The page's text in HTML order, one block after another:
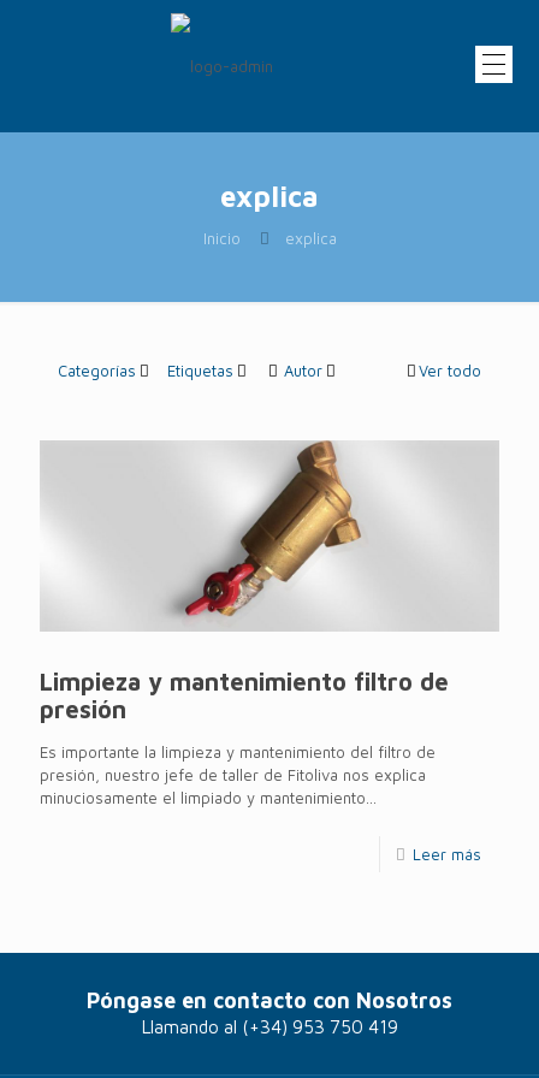
explica
Inicio explica
Categorías Etiquetas Autor Ver todo
Limpieza y mantenimiento filtro de
presión
Es importante la limpieza y mantenimiento del filtro de
presión, nuestro jefe de taller de Fitoliva nos explica
minuciosamente el limpiado y mantenimiento...
Leer más
Póngase en contacto con Nosotros
Llamando al (+34) 953 750 419